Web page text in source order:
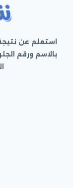
استعلم عن نتيجة
بالاسم ورقم